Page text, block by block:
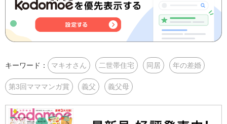
キーワード： マキオさん 二世帯住宅 同居 年の差婚
第3回マママンガ賞 義父 義父母